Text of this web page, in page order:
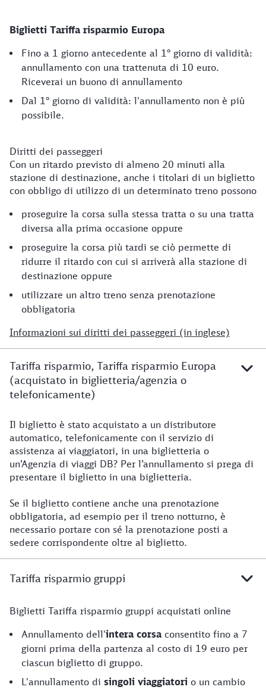
Biglietti Tariffa risparmio Europa
Fino a 1 giorno antecedente al 1° giorno di validità:
annullamento con una trattenuta di 10 euro.
Riceverai un buono di annullamento
Dal 1° giorno di validità: l'annullamento non è più
possibile.
Diritti dei passeggeri
Con un ritardo previsto di almeno 20 minuti alla
stazione di destinazione, anche i titolari di un biglietto
con obbligo di utilizzo di un determinato treno possono
proseguire la corsa sulla stessa tratta o su una tratta
diversa alla prima occasione oppure
proseguire la corsa più tardi se ciò permette di
ridurre il ritardo con cui si arriverà alla stazione di
destinazione oppure
utilizzare un altro treno senza prenotazione
obbligatoria
Informazioni sui diritti dei passeggeri (in inglese)
Tariffa risparmio, Tariffa risparmio Europa
(acquistato in biglietteria/agenzia o
telefonicamente)
Il biglietto è stato acquistato a un distributore
automatico, telefonicamente con il servizio di
assistenza ai viaggiatori, in una biglietteria o
un’Agenzia di viaggi DB? Per l’annullamento si prega di
presentare il biglietto in una biglietteria.
Se il biglietto contiene anche una prenotazione
obbligatoria, ad esempio per il treno notturno, è
necessario portare con sé la prenotazione posti a
sedere corrispondente oltre al biglietto.
Tariffa risparmio gruppi
Biglietti Tariffa risparmio gruppi acquistati online
Annullamento dell'intera corsa consentito fino a 7
giorni prima della partenza al costo di 19 euro per
ciascun biglietto di gruppo.
L'annullamento di singoli viaggiatori o un cambio